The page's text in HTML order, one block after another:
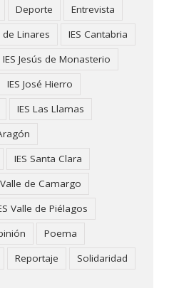
Deporte
Entrevista
de Linares
IES Cantabria
IES Jesús de Monasterio
IES José Hierro
IES Las Llamas
IES Santa Clara
Valle de Camargo
Valle de Piélagos
Poema
Reportaje
Solidaridad